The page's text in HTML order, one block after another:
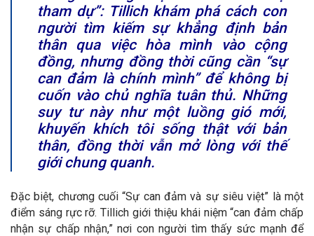
tham dự”: Tillich khám phá cách con
người tìm kiếm sự khẳng định bản
thân qua việc hòa mình vào cộng
đồng, nhưng đồng thời cũng cần “sự
can đảm là chính mình” để không bị
cuốn vào chủ nghĩa tuân thủ. Những
suy tư này như một luồng gió mới,
khuyến khích tôi sống thật với bản
thân, đồng thời vẫn mở lòng với thế
giới chung quanh.
Đặc biệt, chương cuối “Sự can đảm và sự siêu việt” là một
điểm sáng rực rỡ. Tillich giới thiệu khái niệm “can đảm chấp
nhận sự chấp nhận,” nơi con người tìm thấy sức mạnh để